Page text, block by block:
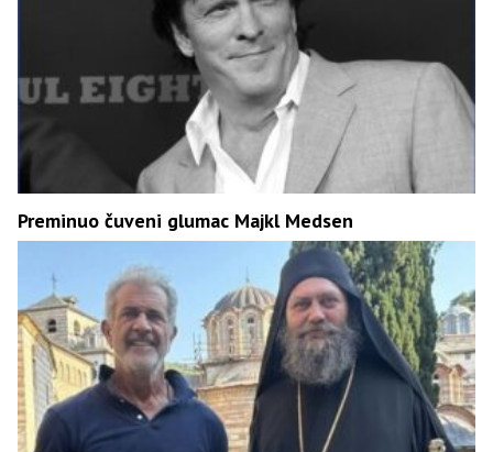
Preminuo čuveni glumac Majkl Medsen